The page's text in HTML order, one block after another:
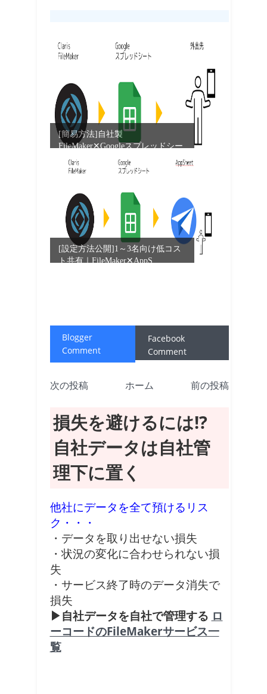
[簡易方法]自社製
FileMaker✕Googleスプレッドシー
ト｜1...
[設定方法公開]1～3名向け低コス
ト共有｜FileMaker✕AppS...
Blogger
Comment
Facebook
Comment
次の投稿 前の投稿
ホーム
損失を避けるには!?
自社データは自社管
理下に置く
他社にデータを全て預けるリス
ク・・・
・データを取り出せない損失
・状況の変化に合わせられない損
失
・サービス終了時のデータ消失で
損失
▶自社データを自社で管理する ロ
ーコードのFileMakerサービス一
覧